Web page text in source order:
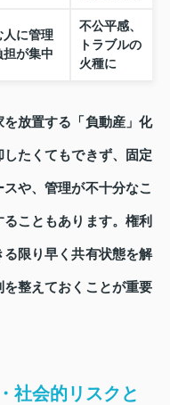
人に管理
担が集中
不公平感、
トラブルの
火種に
放置する「負動産」化
たくてもできず、固定
や、管理が不十分なこ
こともあります。権利
限り早く共有状態を解
整えておくことが重要
社会的リスクと